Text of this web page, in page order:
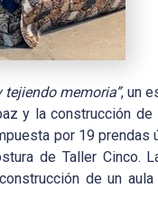
memoria”, un
y la construcción
por 19 prendas
de Taller Cinco.
de un